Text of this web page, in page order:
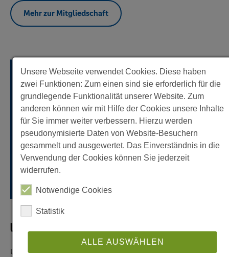
Mehr zur Mitgliedschaft
UNSERE KUNDINNEN UND KUNDEN
Unsere Kundinnen und Kunden stehen bei uns mit ihren
Unsere Webseite verwendet Cookies. Diese haben
zwei Funktionen: Zum einen sind sie erforderlich für die
grundlegende Funktionalität unserer Website. Zum
anderen können wir mit Hilfe der Cookies unsere Inhalte
für Sie immer weiter verbessern. Hierzu werden
pseudonymisierte Daten von Website-Besuchern
gesammelt und ausgewertet. Das Einverständnis in die
Verwendung der Cookies können Sie jederzeit
widerrufen.
Notwendige Cookies
Statistik
ALLE AUSWÄHLEN